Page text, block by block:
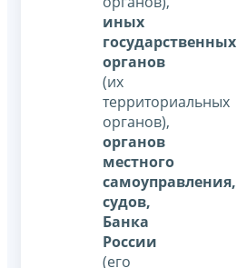
иных
государственных
органов
(их
территориальных
органов),
органов
местного
самоуправления,
судов,
Банка
России
(его